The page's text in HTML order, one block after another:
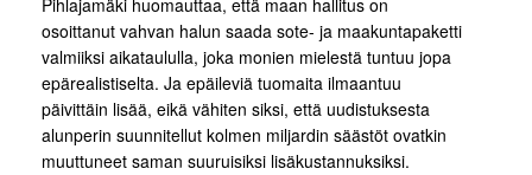
Pihlajamäki huomauttaa, että maan hallitus on
osoittanut vahvan halun saada sote- ja maakuntapaketti
valmiiksi aikataululla, joka monien mielestä tuntuu jopa
epärealistiselta. Ja epäileviä tuomaita ilmaantuu
päivittäin lisää, eikä vähiten siksi, että uudistuksesta
alunperin suunnitellut kolmen miljardin säästöt ovatkin
muuttuneet saman suuruisiksi lisäkustannuksiksi.